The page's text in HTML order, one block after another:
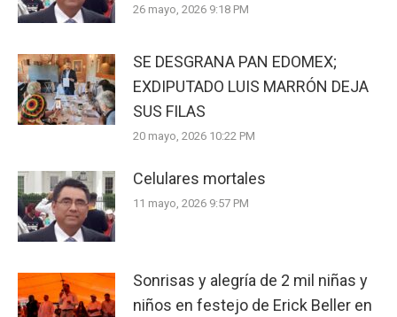
26 mayo, 2026 9:18 PM
SE DESGRANA PAN EDOMEX;
EXDIPUTADO LUIS MARRÓN DEJA
SUS FILAS
20 mayo, 2026 10:22 PM
Celulares mortales
11 mayo, 2026 9:57 PM
Sonrisas y alegría de 2 mil niñas y
niños en festejo de Erick Beller en